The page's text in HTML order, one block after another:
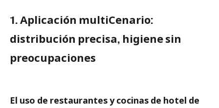
1. Aplicación multiCenario:
distribución precisa, higiene sin
preocupaciones
El uso de restaurantes y cocinas de hotel de